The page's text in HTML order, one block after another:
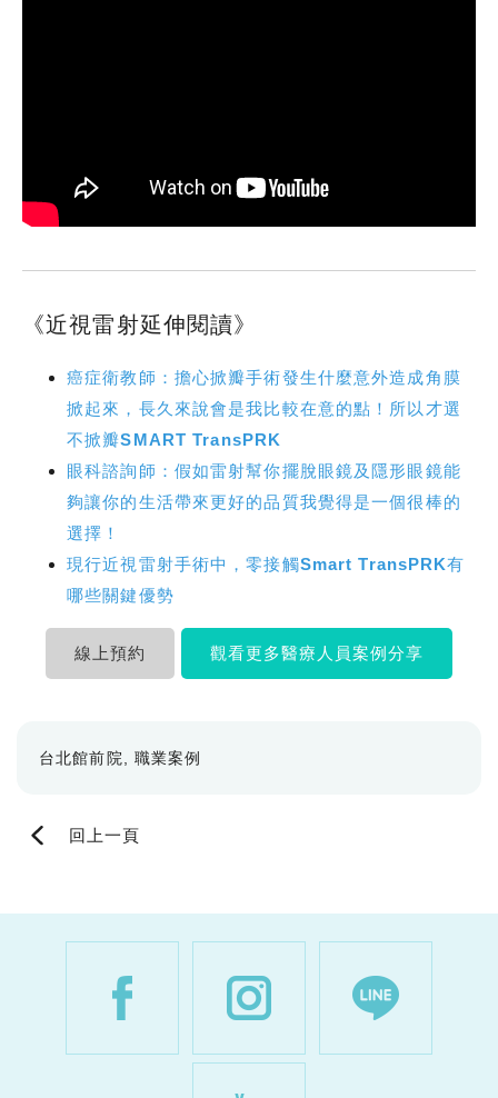
《近視雷射延伸閱讀》
癌症衛教師：擔心掀瓣手術發生什麼意外造成角膜
掀起來，長久來說會是我比較在意的點！所以才選
不掀瓣SMART TransPRK
眼科諮詢師：假如雷射幫你擺脫眼鏡及隱形眼鏡能
夠讓你的生活帶來更好的品質我覺得是一個很棒的
選擇！
現行近視雷射手術中，零接觸Smart TransPRK有
哪些關鍵優勢
線上預約 觀看更多醫療人員案例分享
台北館前院 職業案例
回上一頁